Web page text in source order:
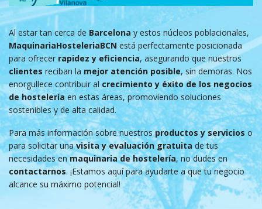
Al estar tan cerca de Barcelona y estos núcleos poblacionales,
MaquinariaHosteleriaBCN está perfectamente posicionada
para ofrecer rapidez y eficiencia, asegurando que nuestros
clientes reciban la mejor atención posible, sin demoras. Nos
enorgullece contribuir al crecimiento y éxito de los negocios
de hosteleríaen estas áreas, promoviendo soluciones
sostenibles y de alta calidad.
Para más información sobre nuestrosproductos y servicios o
para solicitar unavisita y evaluación gratuitade tus
necesidades enmaquinaria de hostelería, no dudes en
contactarnos. ¡Estamos aquí para ayudarte a que tu negocio
alcance su máximo potencial!